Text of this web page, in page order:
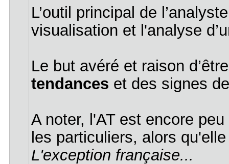
L’outil principal de
visualisation et l'analyse
Le but avéré et raison
tendances et des signes
A noter, l'AT est encore
les particuliers, alors
L'exception française...